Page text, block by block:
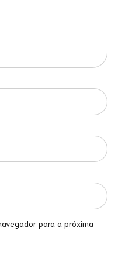
para a próxima